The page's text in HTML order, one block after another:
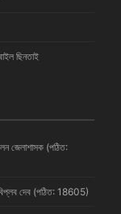
ছিনতাই
জেলাশাসক (পঠিত:
বিপ্লব দেব (পঠিত: 18605)